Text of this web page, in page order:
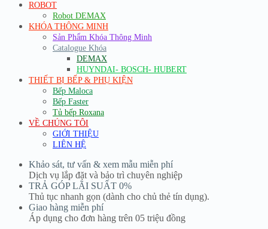
ROBOT
Robot DEMAX
KHÓA THÔNG MINH
Sản Phẩm Khóa Thông Minh
Catalogue Khóa
DEMAX
HUYNDAI- BOSCH- HUBERT
THIẾT BỊ BẾP & PHỤ KIỆN
Bếp Maloca
Bếp Faster
Tủ bếp Roxana
VỀ CHÚNG TÔI
GIỚI THIỆU
LIÊN HỆ
Khảo sát, tư vấn & xem mẫu miễn phí
Dịch vụ lắp đặt và bảo trì chuyên nghiệp
TRẢ GÓP LÃI SUẤT 0%
Thủ tục nhanh gọn (dành cho chủ thẻ tín dụng).
Giao hàng miễn phí
Áp dụng cho đơn hàng trên 05 triệu đồng